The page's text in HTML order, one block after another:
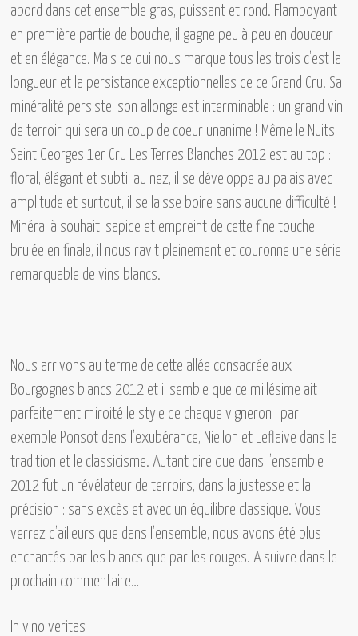
abord dans cet ensemble gras, puissant et rond. Flamboyant
en première partie de bouche, il gagne peu à peu en douceur
et en élégance. Mais ce qui nous marque tous les trois c’est la
longueur et la persistance exceptionnelles de ce Grand Cru. Sa
minéralité persiste, son allonge est interminable : un grand vin
de terroir qui sera un coup de coeur unanime ! Même le Nuits
Saint Georges 1er Cru Les Terres Blanches 2012 est au top :
floral, élégant et subtil au nez, il se développe au palais avec
amplitude et surtout, il se laisse boire sans aucune difficulté !
Minéral à souhait, sapide et empreint de cette fine touche
brulée en finale, il nous ravit pleinement et couronne une série
remarquable de vins blancs.
Nous arrivons au terme de cette allée consacrée aux
Bourgognes blancs 2012 et il semble que ce millésime ait
parfaitement miroité le style de chaque vigneron : par
exemple Ponsot dans l’exubérance, Niellon et Leflaive dans la
tradition et le classicisme. Autant dire que dans l’ensemble
2012 fut un révélateur de terroirs, dans la justesse et la
précision : sans excès et avec un équilibre classique. Vous
verrez d’ailleurs que dans l’ensemble, nous avons été plus
enchantés par les blancs que par les rouges. A suivre dans le
prochain commentaire…
In vino veritas